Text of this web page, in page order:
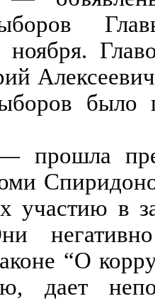
было
прошла
участию в
“О
дает